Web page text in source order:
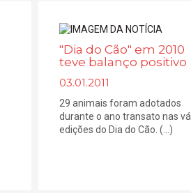
"Dia do Cão" em 2010
teve balanço positivo
03.01.2011
29 animais foram adotados
durante o ano transato nas
edições do Dia do Cão. (...)